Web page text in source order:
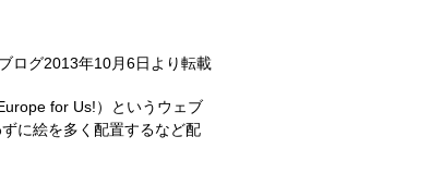
ログ2013年10月6日より転載
for Us!）というウェブ
に絵を多く配置するなど配